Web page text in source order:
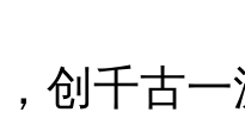
创千古一